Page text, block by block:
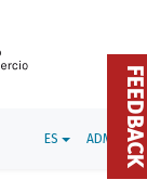
ES ADMIN FEEDBACK